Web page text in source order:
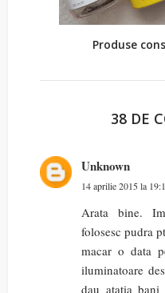
Produse
38 DE
Unknown
14 aprilie 2015 la
Arata bine.
folosesc pudra
macar o data
iluminatoare
dau atatia